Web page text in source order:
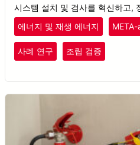
시스템 설치 및 검사를 혁신하고,
다.
에너지 및 재생 에너지
사례 연구 조립 검증